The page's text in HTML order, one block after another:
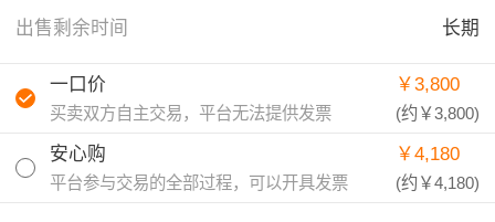
出售剩余时间 长期
一口价
买卖双方自主交易，平台无法提供发票
￥3,800
(约￥3,800)
安心购
平台参与交易的全部过程，可以开具发票
￥4,180
(约￥4,180)